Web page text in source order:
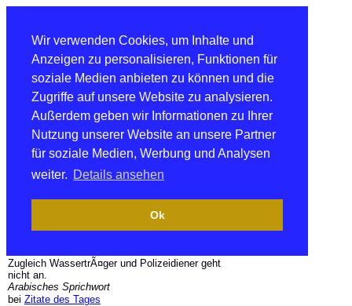
Wir verwenden Cookies, um Inhalte und
Anzeigen zu personalisieren, Funktionen für
soziale Medien anbieten zu können und die
Zugriffe auf unsere Website zu analysieren.
Außerdem geben wir Informationen zu Ihrer
Nutzung unserer Website an unsere Partner
für soziale Medien, Werbung und Analysen
weiter. Details ansehen
Ok
Zugleich WassertrÃ¤ger und Polizeidiener geht
nicht an.
Arabisches Sprichwort
bei Zitate des Tages